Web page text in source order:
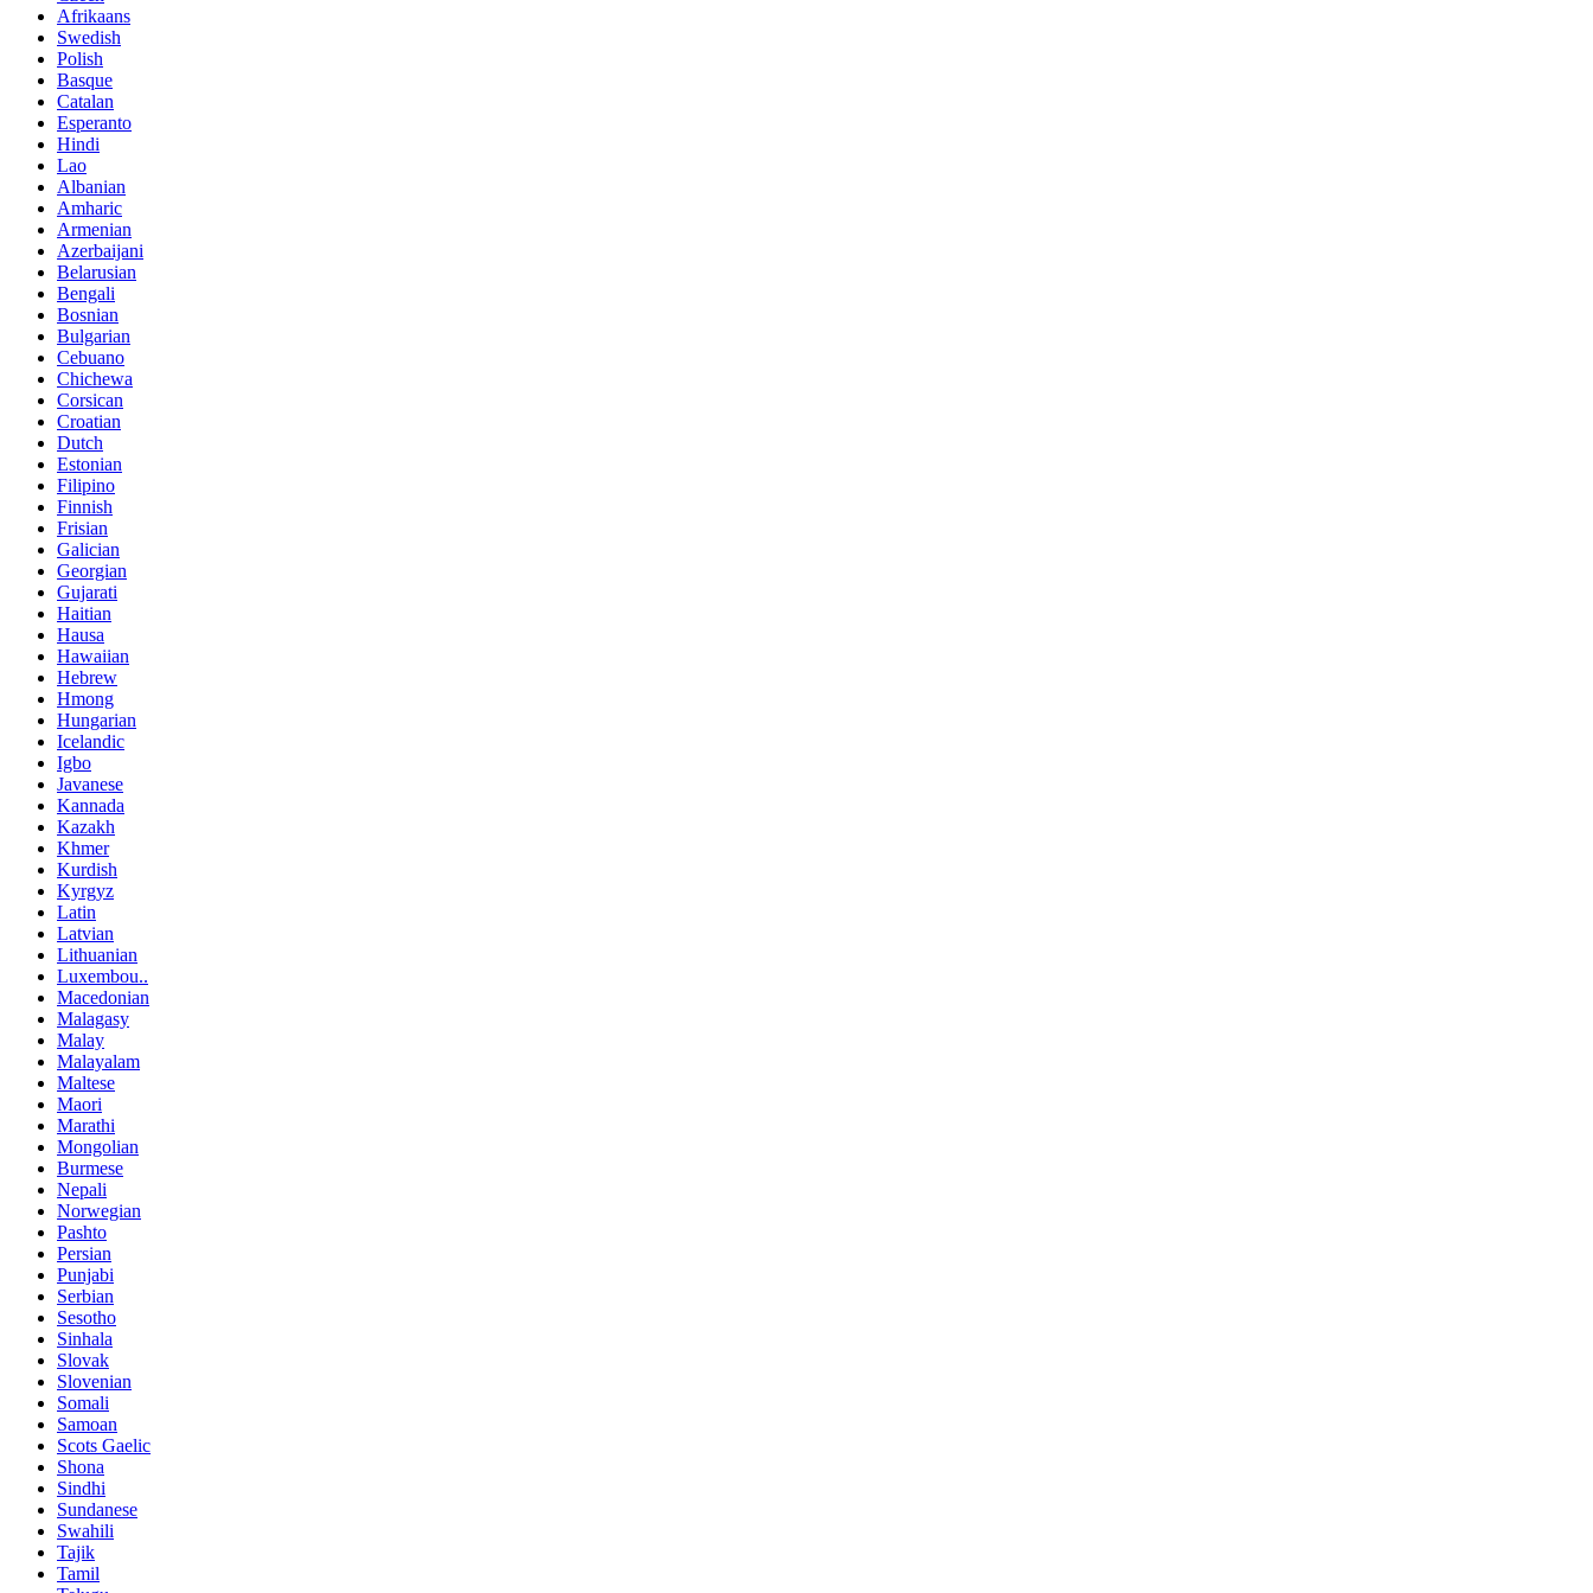
Afrikaans
Swedish
Polish
Basque
Catalan
Esperanto
Hindi
Lao
Albanian
Amharic
Armenian
Azerbaijani
Belarusian
Bengali
Bosnian
Bulgarian
Cebuano
Chichewa
Corsican
Croatian
Dutch
Estonian
Filipino
Finnish
Frisian
Galician
Georgian
Gujarati
Haitian
Hausa
Hawaiian
Hebrew
Hmong
Hungarian
Icelandic
Igbo
Javanese
Kannada
Kazakh
Khmer
Kurdish
Kyrgyz
Latin
Latvian
Lithuanian
Luxembou..
Macedonian
Malagasy
Malay
Malayalam
Maltese
Maori
Marathi
Mongolian
Burmese
Nepali
Norwegian
Pashto
Persian
Punjabi
Serbian
Sesotho
Sinhala
Slovak
Slovenian
Somali
Samoan
Scots Gaelic
Shona
Sindhi
Sundanese
Swahili
Tajik
Tamil